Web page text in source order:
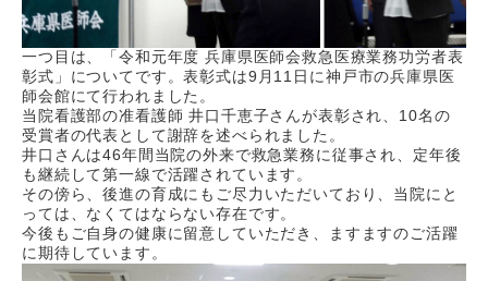
一つ目は、「令和元年度 兵庫県医師会救急医療業務功労者表
彰式」についてです。表彰式は9 月 11 日に神戸市の兵庫県医
師会館にて行われました 。
当院看護部の准看護師 井口千恵子さんが表彰され、 10名の
受賞者の代表として謝辞を述べられました。
井口さんは46年間当院の外来で救急業務に従事され、定年後
も継続して第一線で活躍されています。
その傍ら、後進の育成にもご尽力いただいており、当院にと
っては、なくてはならない存在です。
今後もご自身の健康に留意していただき、ますますのご活躍
に期待しています。